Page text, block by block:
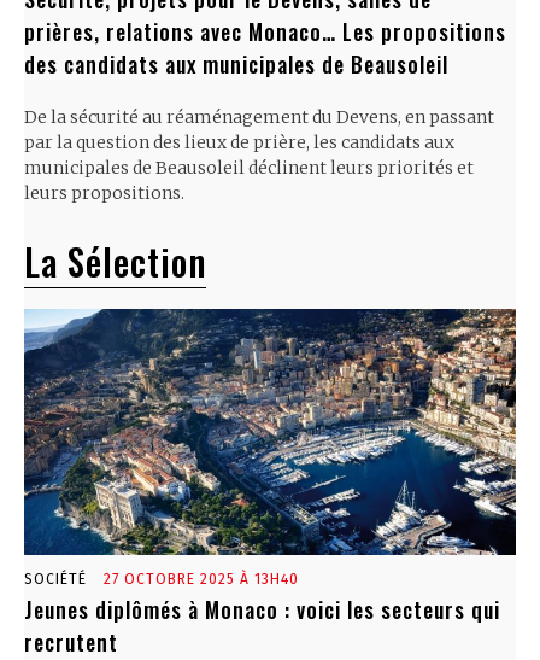
prières, relations avec Monaco… Les propositions
des candidats aux municipales de Beausoleil
De la sécurité au réaménagement du Devens, en passant
par la question des lieux de prière, les candidats aux
municipales de Beausoleil déclinent leurs priorités et
leurs propositions.
La Sélection
SOCIÉTÉ 27 OCTOBRE 2025 À 13H40
Jeunes diplômés à Monaco : voici les secteurs qui
recrutent